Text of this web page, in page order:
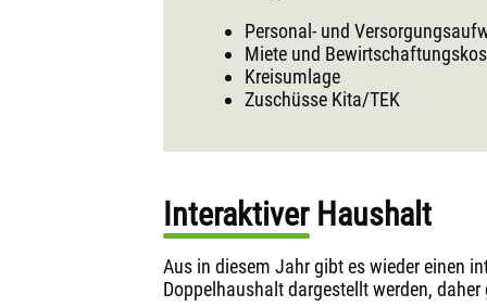
Personal- und
Miete und
Kreisumlage
Zuschüsse Kita/TEK
Interaktiver Haushalt
Aus in diesem Jahr gibt es wieder einen
Doppelhaushalt dargestellt werden,